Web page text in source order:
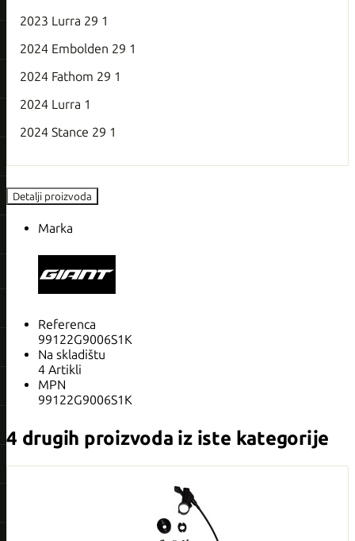
2023 Lurra 29 1
2024 Embolden 29 1
2024 Fathom 29 1
2024 Lurra 1
2024 Stance 29 1
Detalji proizvoda
Marka
Referenca
99122G9006S1K
Na skladištu
4 Artikli
MPN
99122G9006S1K
4 drugih proizvoda iz iste kategorije